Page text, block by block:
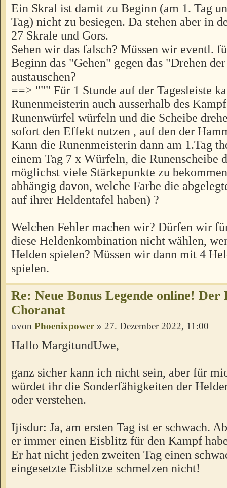
Ein Skral ist damit zu Beginn (am 1. Tag
Tag) nicht zu besiegen. Da stehen aber in
27 Skrale und Gors.
Sehen wir das falsch? Müssen wir eventl.
Beginn das "Gehen" gegen das "Drehen
austauschen?
==> """ Für 1 Stunde auf der Tagesleiste
Runenmeisterin auch ausserhalb des
Runenwürfel würfeln und die Scheibe
sofort den Effekt nutzen , auf den der
Kann die Runenmeisterin dann am 1.Tag
einem Tag 7 x Würfeln, die Runenscheibe
möglichst viele Stärkepunkte zu
abhängig davon, welche Farbe die
auf ihrer Heldentafel haben) ?
Welchen Fehler machen wir? Dürfen wir
diese Heldenkombination nicht wählen,
Helden spielen? Müssen wir dann mit 4
spielen.
Re: Neue Bonus Legende online! Der
Choranat
von Phoenixpower » 27. Dezember 2022, 11:00
Hallo MargitundUwe,
ganz sicher kann ich nicht sein, aber für
würdet ihr die Sonderfähigkeiten der
oder verstehen.
Ijisdur: Ja, am ersten Tag ist er schwach.
er immer einen Eisblitz für den Kampf
Er hat nicht jeden zweiten Tag einen
eingesetzte Eisblitze schmelzen nicht!